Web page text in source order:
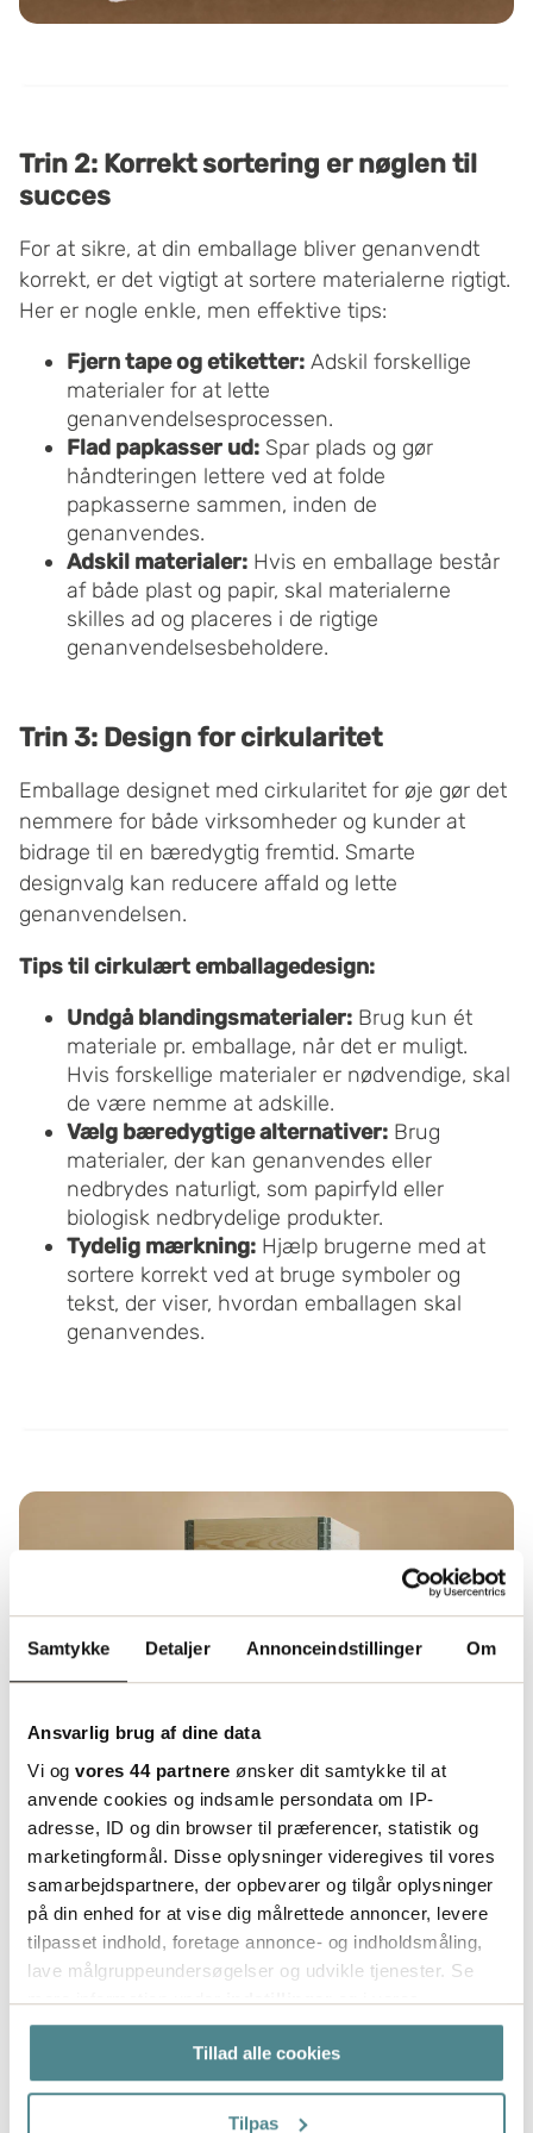
Samtykke Detaljer Annonceindstillinger Om
Ansvarlig brug af dine data
Vi og vores 44 partnere ønsker dit samtykke til at
anvende cookies og indsamle persondata om IP-
adresse, ID og din browser til præferencer, statistik og
marketingformål. Disse oplysninger videregives til vores
samarbejdspartnere, der opbevarer og tilgår oplysninger
på din enhed for at vise dig målrettede annoncer, levere
tilpasset indhold, foretage annonce- og indholdsmåling,
lave målgruppeundersøgelser og udvikle tjenester. Se
mere information underindstillingerog i vores
persondatapolitik. Du kan altid trække dit samtykke
tilbage eller ændre indstillinger fra vores
"Cookiedeklaration", eller ved at trykke på "Privacy
Tillad alle cookies
Tilpas
Trin 2: Korrekt sortering er nøglen til
succes
For at sikre, at din emballage bliver genanvendt
korrekt, er det vigtigt at sortere materialerne rigtigt.
Her er nogle enkle, men effektive tips:
Fjern tape og etiketter: Adskil forskellige
materialer for at lette
genanvendelsesprocessen.
Flad papkasser ud: Spar plads og gør
håndteringen lettere ved at folde
papkasserne sammen, inden de
genanvendes.
Adskil materialer: Hvis en emballage består
af både plast og papir, skal materialerne
skilles ad og placeres i de rigtige
genanvendelsesbeholdere.
Trin 3: Design for cirkularitet
Emballage designet med cirkularitet for øje gør det
nemmere for både virksomheder og kunder at
bidrage til en bæredygtig fremtid. Smarte
designvalg kan reducere affald og lette
genanvendelsen.
Tips til cirkulært emballagedesign:
Undgå blandingsmaterialer: Brug kun ét
materiale pr. emballage, når det er muligt.
Hvis forskellige materialer er nødvendige, skal
de være nemme at adskille.
Vælg bæredygtige alternativer: Brug
materialer, der kan genanvendes eller
nedbrydes naturligt, som papirfyld eller
biologisk nedbrydelige produkter.
Tydelig mærkning: Hjælp brugerne med at
sortere korrekt ved at bruge symboler og
tekst, der viser, hvordan emballagen skal
genanvendes.
Vores cirkulære løsninger hos Boxon
Hos Boxon arbejder vi med innovative
emballageløsninger, der aktivt understøtter en
cirkulær økonomi. Vores produkter er designet til at
optimere materialeforbruget, reducere affald og
maksimere genanvendeligheden – alt sammen for
at imødekomme dine behov og tage hensyn til
miljøet.